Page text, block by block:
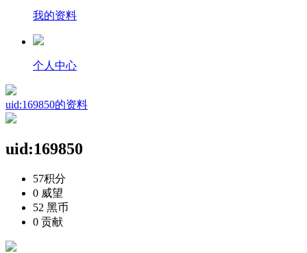
我的资料
个人中心
uid:169850的资料
uid:169850
57积分
0 威望
52 黑币
0 贡献